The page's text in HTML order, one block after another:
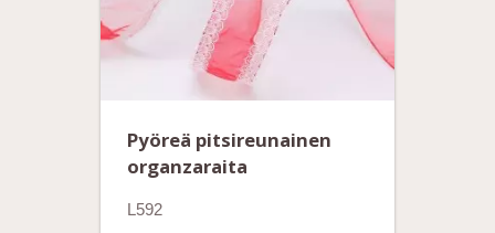
Pyöreä pitsireunainen
organzaraita
L592